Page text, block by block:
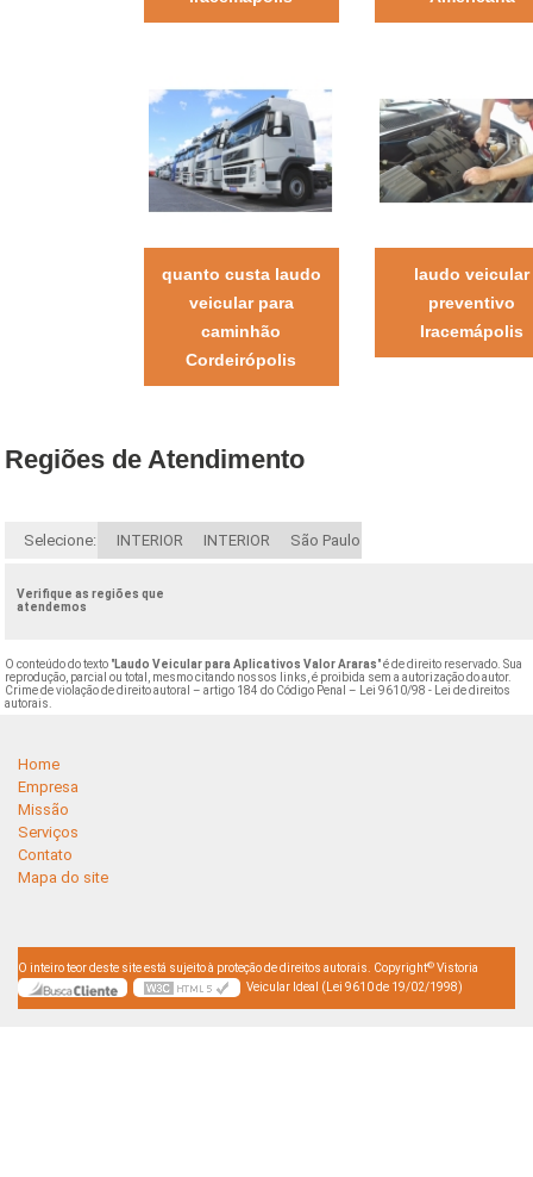
quanto custa laudo
veicular para
caminhão
Cordeirópolis
laudo veicular
preventivo
Iracemápolis
Regiões de Atendimento
Selecione: INTERIOR INTERIOR São Paulo
Verifique as regiões que
atendemos
O conteúdo do texto "Laudo Veicular para Aplicativos Valor Araras" é de direito reservado. Sua
reprodução, parcial ou total, mesmo citando nossos links, é proibida sem a autorização do autor.
Crime de violação de direito autoral – artigo 184 do Código Penal –
Lei 9610/98 - Lei de direitos
autorais
Home
Empresa
Missão
Serviços
Contato
Mapa do site
O inteiro teor deste site está sujeito à proteção de direitos autorais. Copyright© Vistoria
Veicular Ideal (Lei 9610 de 19/02/1998)